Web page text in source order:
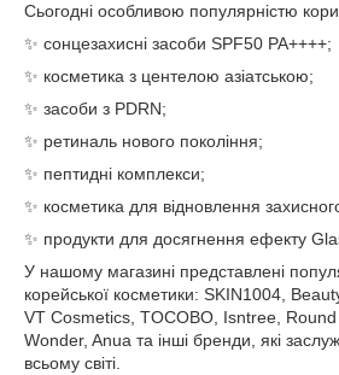
Сьогодні особливою популярністю
✨ сонцезахисні засоби SPF50 PA++++;
✨ косметика з центелою азіатською;
✨ засоби з PDRN;
✨ ретиналь нового покоління;
✨ пептидні комплекси;
✨ косметика для відновлення
✨ продукти для досягнення ефекту
У нашому магазині представлені
корейської косметики: SKIN1004,
VT Cosmetics, TOCOBO, Isntree,
Wonder, Anua та інші бренди, які
всьому світі.